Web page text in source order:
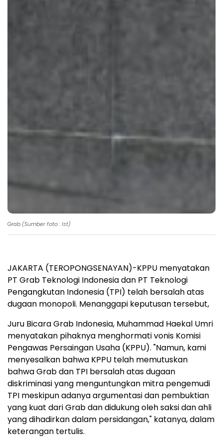
Grab (Sumber foto : Ist)
JAKARTA (TEROPONGSENAYAN)-KPPU menyatakan
PT Grab Teknologi Indonesia dan PT Teknologi
Pengangkutan Indonesia (TPI) telah bersalah atas
dugaan monopoli. Menanggapi keputusan tersebut,
Juru Bicara Grab Indonesia, Muhammad Haekal Umri
menyatakan pihaknya menghormati vonis Komisi
Pengawas Persaingan Usaha (KPPU). "Namun, kami
menyesalkan bahwa KPPU telah memutuskan
bahwa Grab dan TPI bersalah atas dugaan
diskriminasi yang menguntungkan mitra pengemudi
TPI meskipun adanya argumentasi dan pembuktian
yang kuat dari Grab dan didukung oleh saksi dan ahli
yang dihadirkan dalam persidangan," katanya, dalam
keterangan tertulis.